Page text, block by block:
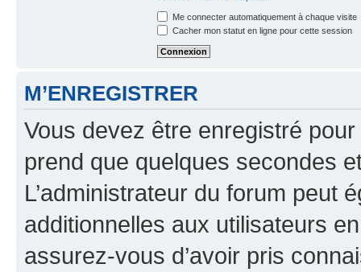
Me connecter automatiquement à chaque visite
Cacher mon statut en ligne pour cette session
M’ENREGISTRER
Vous devez être enregistré
prend que quelques secondes
L’administrateur du forum peut
additionnelles aux utilisateurs
assurez-vous d’avoir pris